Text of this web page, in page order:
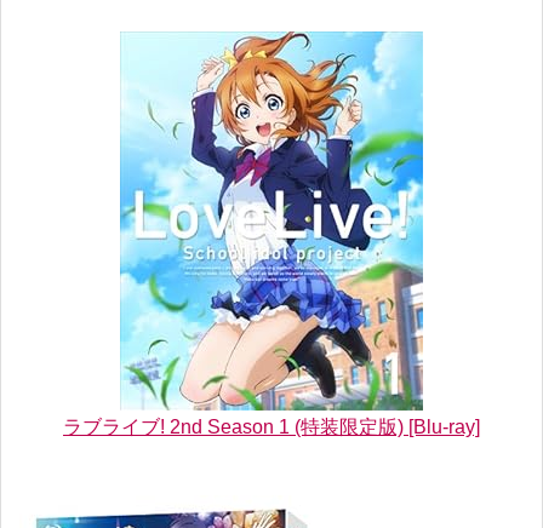
ラブライブ! 2nd Season 1 (特装限定版) [Blu-ray]